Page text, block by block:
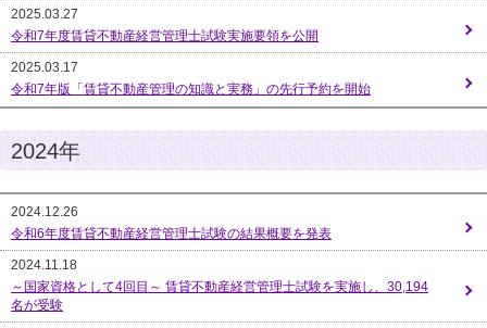
2025.03.27
令和7年度賃貸不動産経営管理士試験実施要領を公開
2025.03.17
令和7年版「賃貸不動産管理の知識と実務」の先行予約を開始
2024年
2024.12.26
令和6年度賃貸不動産経営管理士試験の結果概要を発表
2024.11.18
～国家資格として4回目～ 賃貸不動産経営管理士試験を実施し、30,194
名が受験